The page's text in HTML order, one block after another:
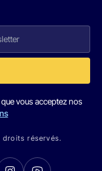
vous acceptez nos
droits réservés.